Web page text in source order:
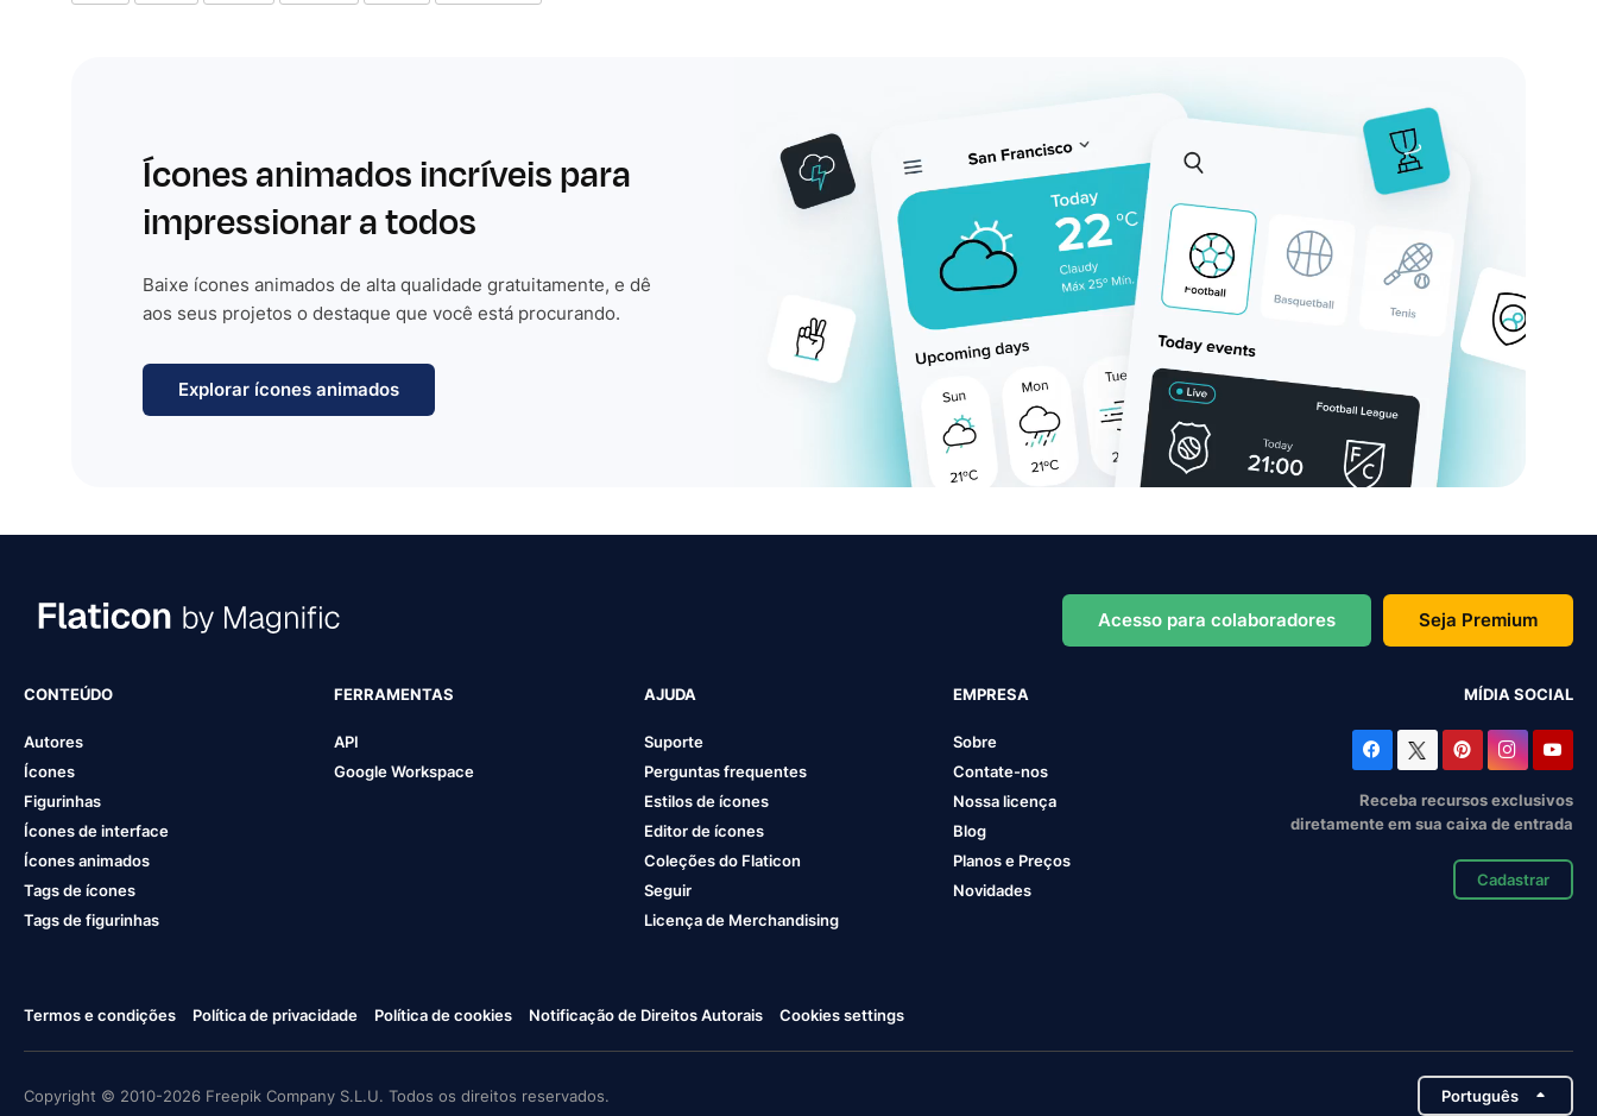
Ícones animados incríveis para
impressionar a todos
Baixe ícones animados de alta qualidade gratuitamente, e dê
aos seus projetos o destaque que você está procurando.
Explorar ícones animados
Acesso para colaboradores Seja Premium
CONTEÚDO
Autores
Ícones
Figurinhas
Ícones de interface
Ícones animados
Tags de ícones
Tags de figurinhas
FERRAMENTAS
API
Google Workspace
AJUDA
Suporte
Perguntas frequentes
Estilos de ícones
Editor de ícones
Coleções do Flaticon
Seguir
Licença de Merchandising
EMPRESA
Sobre
Contate-nos
Nossa licença
Blog
Planos e Preços
Novidades
MÍDIA SOCIAL
Receba recursos exclusivos
diretamente em sua caixa de entrada
Cadastrar
Termos e condições Política de privacidade Política de cookies Notificação de Direitos Autorais Cookies settings
Copyright © 2010-2026 Freepik Company S.L.U. Todos os direitos reservados. Português